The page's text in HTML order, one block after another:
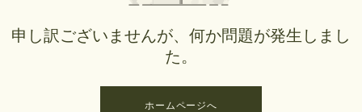
申し訳ございませんが、何か問題が発生しまし
た。
ホームページへ